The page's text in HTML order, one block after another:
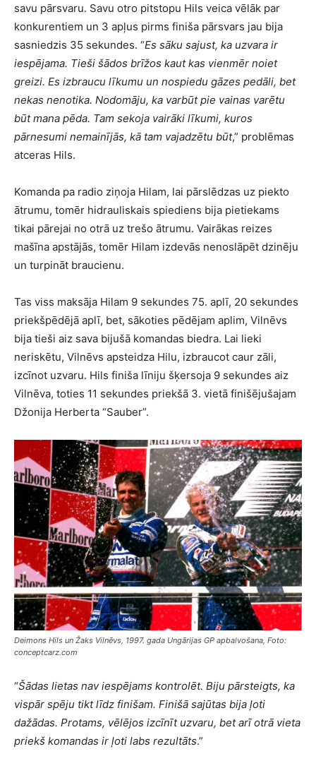
savu pārsvaru. Savu otro pitstopu Hils veica vēlāk par
konkurentiem un 3 apļus pirms finiša pārsvars jau bija
sasniedzis 35 sekundes. “Es sāku sajust, ka uzvara ir
iespējama. Tieši šādos brīžos kaut kas vienmēr noiet
greizi. Es izbraucu līkumu un nospiedu gāzes pedāli, bet
nekas nenotika. Nodomāju, ka varbūt pie vainas varētu
būt mana pēda. Tam sekoja vairāki līkumi, kuros
pārnesumi nemainījās, kā tam vajadzētu būt,” problēmas
atceras Hils.
Komanda pa radio ziņoja Hilam, lai pārslēdzas uz piekto
ātrumu, tomēr hidrauliskais spiediens bija pietiekams
tikai pārejai no otrā uz trešo ātrumu. Vairākas reizes
mašīna apstājās, tomēr Hilam izdevās nenoslāpēt dzinēju
un turpināt braucienu.
Tas viss maksāja Hilam 9 sekundes 75. aplī, 20 sekundes
priekšpēdējā aplī, bet, sākoties pēdējam aplim, Vilnēvs
bija tieši aiz sava bijušā komandas biedra. Lai lieki
neriskētu, Vilnēvs apsteidza Hilu, izbraucot caur zāli,
izcīnot uzvaru. Hils finiša līniju šķersoja 9 sekundes aiz
Vilnēva, toties 11 sekundes priekšā 3. vietā finišējušajam
Džonija Herberta “Sauber”.
Deimons Hils un Žaks Vilnēvs, 1997. gada Ungārijas GP apbalvošana, Foto:
conceptcarz.com
“Šādas lietas nav iespējams kontrolēt. Biju pārsteigts, ka
vispār spēju tikt līdz finišam. Finišā sajūtas bija ļoti
dažādas. Protams, vēlējos izcīnīt uzvaru, bet arī otrā vieta
priekš komandas ir ļoti labs rezultāts.”